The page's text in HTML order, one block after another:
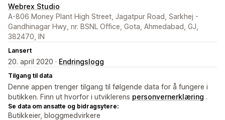
Webrex Studio
A-806 Money Plant High Street, Jagatpur Road, Sarkhej -
Gandhinagar Hwy, nr. BSNL Office, Gota, Ahmedabad, GJ,
382470, IN
Lansert
20. april 2020 · Endringslogg
Tilgang til data
Denne appen trenger tilgang til følgende data for å fungere i
butikken. Finn ut hvorfor i utviklerens personvernerklæring .
Se data om ansatte og bidragsytere:
Butikkeier, bloggmedvirkere